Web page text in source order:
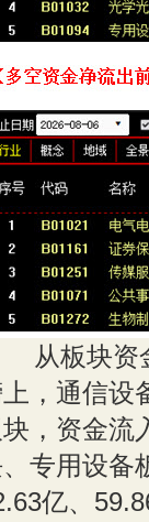
板块资金
上，通信设
，资金流
专用设备
亿、